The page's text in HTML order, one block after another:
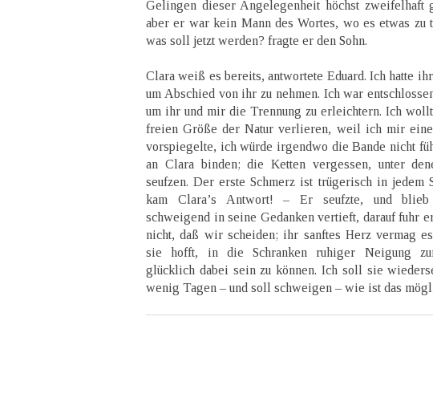
Gelingen dieser Angelegenheit höchst zweifelhaft
aber er war kein Mann des Wortes, wo es etwas zu
was soll jetzt werden? fragte er den Sohn.
Clara weiß es bereits, antwortete Eduard. Ich hatte
um Abschied von ihr zu nehmen. Ich war
um ihr und mir die Trennung zu erleichtern. Ich
freien Größe der Natur verlieren, weil ich mir
vorspiegelte, ich würde irgendwo die Bande nicht
an Clara binden; die Ketten vergessen, unter
seufzen. Der erste Schmerz ist trügerisch in jedem
kam Clara’s Antwort! – Er seufzte, und
schweigend in seine Gedanken vertieft, darauf fuhr
nicht, daß wir scheiden; ihr sanftes Herz vermag
sie hofft, in die Schranken ruhiger Neigung
glücklich dabei sein zu können. Ich soll sie
wenig Tagen – und soll schweigen – wie ist das